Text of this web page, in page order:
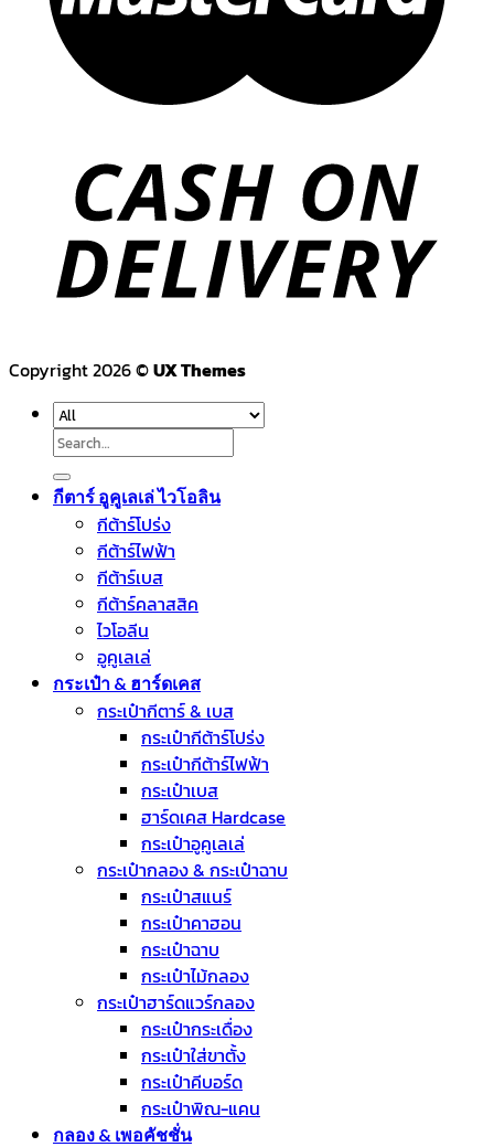
Copyright 2026 ©UX Themes
Search
for:
กีตาร์ อูคูเลเล่ ไวโอลิน
กีต้าร์โปร่ง
กีต้าร์ไฟฟ้า
กีต้าร์เบส
กีต้าร์คลาสสิค
ไวโอลีน
อูคูเลเล่
กระเป๋า & ฮาร์ดเคส
กระเป๋ากีตาร์ & เบส
กระเป๋ากีต้าร์โปร่ง
กระเป๋ากีต้าร์ไฟฟ้า
กระเป๋าเบส
ฮาร์ดเคส Hardcase
กระเป๋าอูคูเลเล่
กระเป๋ากลอง & กระเป๋าฉาบ
กระเป๋าสแนร์
กระเป๋าคาฮอน
กระเป๋าฉาบ
กระเป๋าไม้กลอง
กระเป๋าฮาร์ดแวร์กลอง
กระเป๋ากระเดื่อง
กระเป๋าใส่ขาตั้ง
กระเป๋าคีบอร์ด
กระเป๋าพิณ-แคน
กลอง & เพอคัชชั่น